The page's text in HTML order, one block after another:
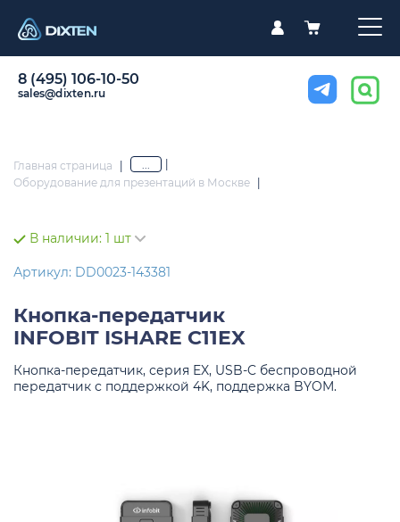
8 (495) 106-10-50
sales@dixten.ru
Главная страница | ...
Оборудование для презентаций в Москве
В наличии: 1 шт
Артикул: DD0023-143381
Кнопка-передатчик
INFOBIT ISHARE C11EX
Кнопка-передатчик, серия EX, USB-C беспроводной
передатчик с поддержкой 4K, поддержка BYOM.